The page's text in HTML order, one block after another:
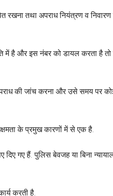
रखना तथा अपराध नियंत्रण व
में है और इस नंबर को डायल करता है
की जांच करना और उसे समय पर
के प्रमुख कारणों में से एक है.
दिए गए हैं. पुलिस बेवजह या बिना
करती है.